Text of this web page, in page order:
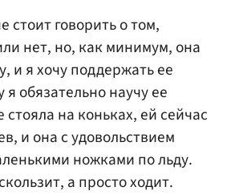
стоит говорить о том,
нет, но, как минимум, она
и я хочу поддержать ее
обязательно научу ее
стояла на коньках, ей сейчас
и она с удовольствием
ножками по льду.
а просто ходит.